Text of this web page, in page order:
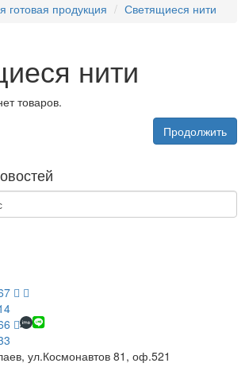
готовая продукция Светящиеся нити
нити
товаров.
Продолжить
ул.Космонавтов 81, оф.521